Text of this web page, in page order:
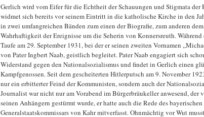
Gerlich wird vom Eifer für die Echtheit der Schauungen und Stigmata der
widmet sich bereits vor seinem Eintritt in die katholische Kirche in den
in zwei umfangreichen Bänden zum einen der Biografie, zum anderen
Wahrhaftigkeit der Ereignisse um die Seherin von Konnersreuth. Während
Taufe am 29. September 1931, bei der er seinen zweiten Vornamen
von Pater Ingbert Naab, geistlich begleitet. Pater Naab engagiert sich
Widerstand gegen den Nationalsozialismus und findet in Gerlich einen
Kampfgenossen. Seit dem gescheiterten Hitlerputsch am 9. November
nur ein erbitterter Feind der Kommunisten, sondern auch der
Journalist war nicht nur am Vorabend im Bürgerbräukeller anwesend, der
seinen Anhängern gestürmt wurde, er hatte auch die Rede des bayerischen
Generalstaatskommissars von Kahr mitverfasst. Ohnmächtig vor Wut